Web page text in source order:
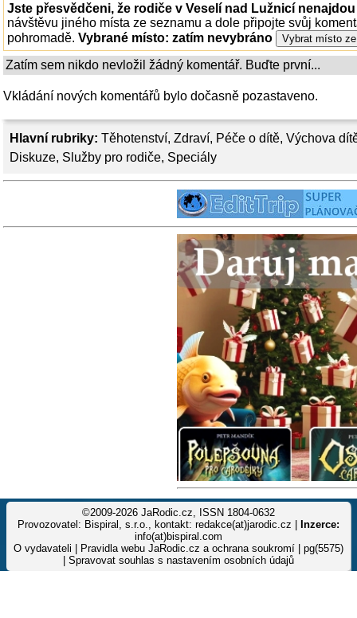
Hlavní rubriky: Těhotenství, Zdraví, Péče o dítě, Výchova
Diskuze, Služby pro rodiče, Speciály
Jste přesvědčeni, že rodiče v Veselí nad Lužnicí
návštěvu jiného místa ze seznamu a dole připojte svůj
pohromadě. Vybrané místo: zatím nevybráno
Zatím sem nikdo nevložil žádný komentář. Buďte první...
Vkládání nových komentářů bylo dočasně pozastaveno.
©2009-2026 JaRodic.cz, ISSN 1804-0632
Provozovatel: Bispiral, s.r.o., kontakt: redakce(at)jarodic.cz |
Inzerce:
info(at)bispiral.com
O vydavateli
Pravidla webu JaRodic.cz a ochrana soukromí | pg(5575)
Spravovat souhlas s nastavením osobních údajů